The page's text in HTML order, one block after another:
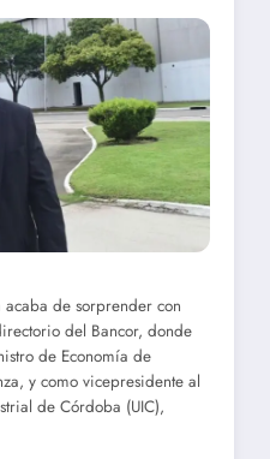
de sorprender con
del Bancor, donde
de Economía de
y como vicepresidente al
de Córdoba (UIC),